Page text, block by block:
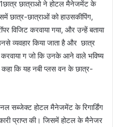
छात्राओ ने होटल मैनेजमेंट के
छात्र-छात्राओं को हाउसकीपिंग,
विजिट करवाया गया, और उन्हें बताया
व्यवहार किया जाता है और छात्र
ग जो कि उनके आने वाले भविष्य
कहा कि यह नबी प्लस वन के छात्र-
सब्जेक्ट होटल मैनेजमेंट के रिगार्डिंग
प्राप्त की। जिसमें होटल के मैनेजर